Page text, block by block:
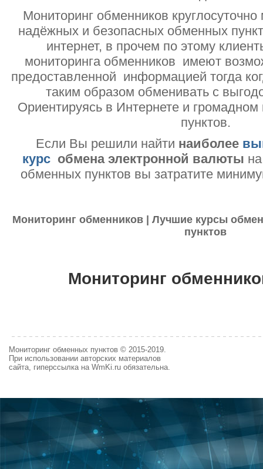
Мониторинг обменников круглосуточно
надёжных и безопасных обменных
интернет, в прочем по этому
мониторинга обменников имеют
предоставленной информацией тогда
таким образом обменивать с
Ориентируясь в Интернете и
пунктов.
Если Вы решили найти наиболее
курс обмена электронной валюты
обменных пунктов вы затратите
Мониторинг обменников | Лучшие курсы
пунктов
Мониторинг
Мониторинг обменных пунктов © 2015-2019.
При использовании авторских материалов
сайта, гиперссылка на WmKi.ru обязательна.